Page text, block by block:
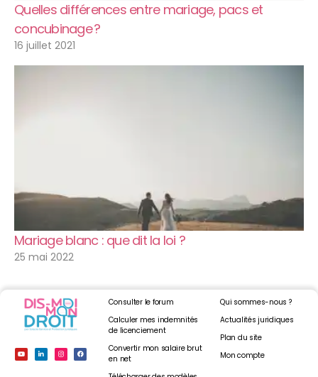
Quelles différences entre mariage, pacs et
concubinage ?
16 juillet 2021
Mariage blanc : que dit la loi ?
25 mai 2022
Consulter le forum
Calculer mes indemnités
de licenciement
Convertir mon salaire brut
en net
Qui sommes-nous ?
Actualités juridiques
Plan du site
Mon compte